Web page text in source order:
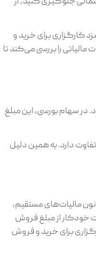
کارگزاری برای خرید و
را بررسی می‌کند تا
در سهام بورسی، این مبلغ
دارد. به همین دلیل
است که هنگام انتقال مالکیت سهام دریافت می‌شود. طبق ماده ۱۴۳ و ۱۴۳ مکرر قانون مالیات‌های مستقیم،
خودکار از مبلغ فروش
برای خرید و فروش